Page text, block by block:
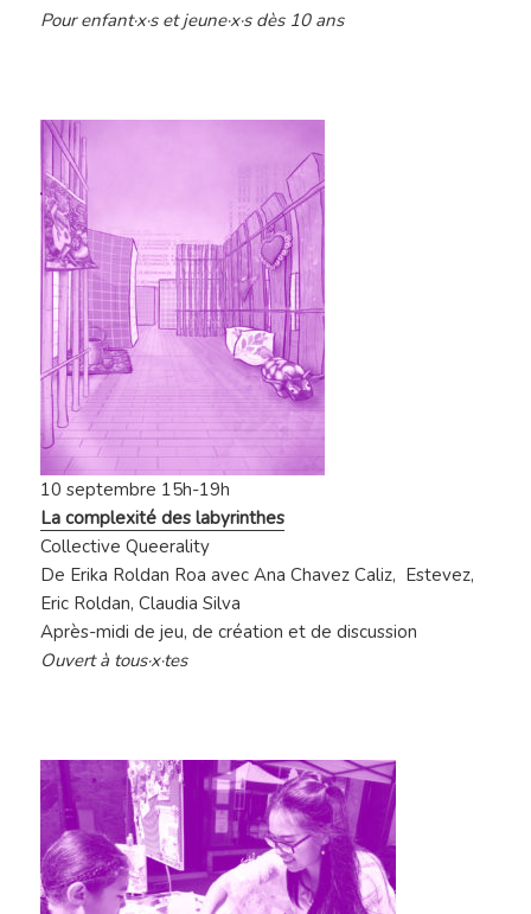
Pour enfant·x·s et jeune·x·s dès 10 ans
10septembre 15h-19h
La complexité des labyrinthes
Collective Queerality
De Erika Roldan Roa avec Ana Chavez Caliz, Estevez,
Eric Roldan, Claudia Silva
Après-midi de jeu, de création et de discussion
Ouvert à tous·x·tes